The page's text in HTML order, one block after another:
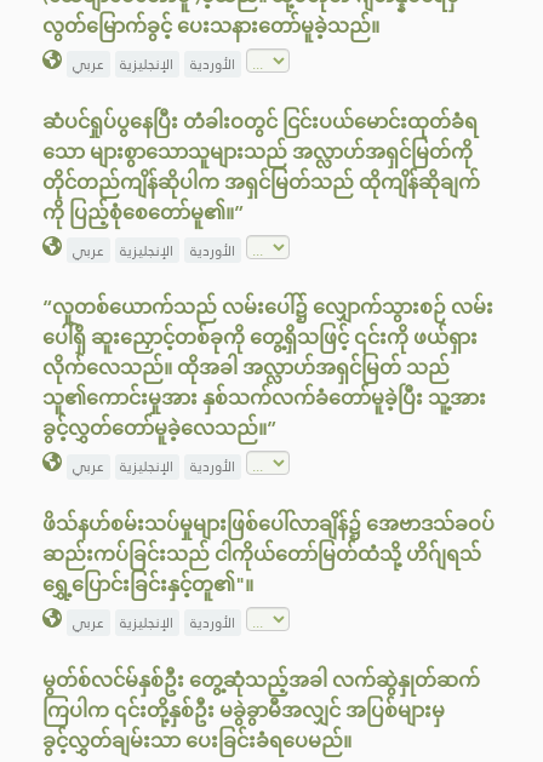
လွတ်မြောက်ခွင့် ပေးသနားတော်မူခဲ့သည်။
عربي الإنجليزية الأوردية
ဆံပင်ရှုပ်ပွနေပြီး တံခါးဝတွင် ငြင်းပယ်‌မောင်းထုတ်ခံရ
သော များစွာသောသူများသည် အလ္လာဟ်အရှင်မြတ်ကို
တိုင်တည်ကျိန်ဆိုပါက အရှင်မြတ်သည် ထိုကျိန်ဆိုချက်
ကို ပြည့်စုံစေတော်မူ၏။”
عربي الإنجليزية الأوردية
“လူတစ်ယောက်သည် လမ်းပေါ်၌ လျှောက်သွားစဉ် လမ်း
ပေါ်ရှိ ဆူးညှောင့်တစ်ခုကို တွေ့ရှိသဖြင့် ၎င်းကို ဖယ်ရှား
လိုက်လေသည်။ ထိုအခါ အလ္လာဟ်အရှင်မြတ် သည်
သူ၏ကောင်းမှုအား နှစ်သက်လက်ခံတော်မူခဲ့ပြီး သူ့အား
ခွင့်လွှတ်တော်မူခဲ့လေသည်။”
عربي الإنجليزية الأوردية
ဖိသ်နဟ်စမ်းသပ်မှုများဖြစ်ပေါ်လာချိန်၌ အေဗာဒသ်ခဝပ်
ဆည်းကပ်ခြင်းသည် ငါကိုယ်တော်မြတ်ထံသို့ ဟိဂ်ျရသ်
ရွှေ့ပြောင်းခြင်းနှင့်တူ၏"။
عربي الإنجليزية الأوردية
မွတ်စ်လင်မ်နှစ်ဦး တွေ့ဆုံသည့်အခါ လက်ဆွဲနှုတ်ဆက်
ကြပါက ၎င်းတို့နှစ်ဦး မခွဲခွာမီအလျှင် အပြစ်များမှ
ခွင့်လွှတ်ချမ်းသာ ပေးခြင်းခံရပေမည်။